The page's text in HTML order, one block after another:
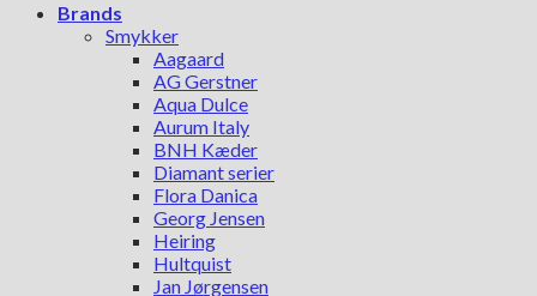
Brands
Smykker
Aagaard
AG Gerstner
Aqua Dulce
Aurum Italy
BNH Kæder
Diamant serier
Flora Danica
Georg Jensen
Heiring
Hultquist
Jan Jørgensen